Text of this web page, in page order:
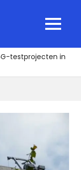
MENU
testprojecten in